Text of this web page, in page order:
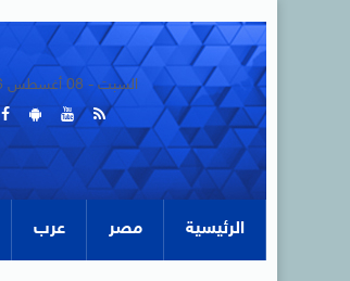
السبت - 08 أغسطس 2026
الرئيسية مصر عرب